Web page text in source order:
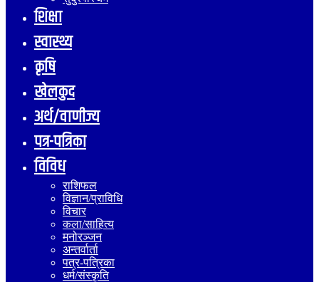
शिक्षा
स्वास्थ्य
कृषि
खेलकुद
अर्थ/वाणीज्य
पत्र-पत्रिका
विविध
राशिफल
विज्ञान/प्राविधि
विचार
कला/साहित्य
मनोरञ्जन
अन्तर्वार्ता
पत्र-पत्रिका
धर्म/संस्कृति